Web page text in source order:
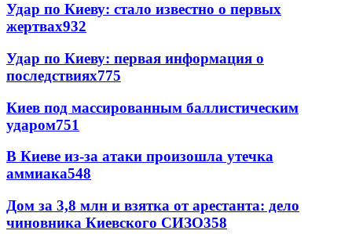
Удар по Киеву: стало известно о первых
жертвах932
Удар по Киеву: первая информация о
последствиях775
Киев под массированным баллистическим
ударом751
В Киеве из-за атаки произошла утечка
аммиака548
Дом за 3,8 млн и взятка от арестанта: дело
чиновника Киевского СИЗО358